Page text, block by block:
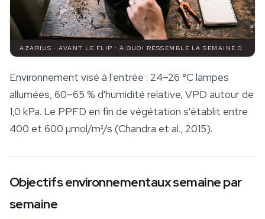
AZARIUS · AVANT LE FLIP : À QUOI RESSEMBLE LA SEMAINE 0
Environnement visé à l'entrée : 24–26 °C lampes
allumées, 60–65 % d'humidité relative, VPD autour de
1,0 kPa. Le PPFD en fin de végétation s'établit entre
400 et 600 µmol/m²/s (Chandra et al., 2015).
Objectifs environnementaux semaine par
semaine